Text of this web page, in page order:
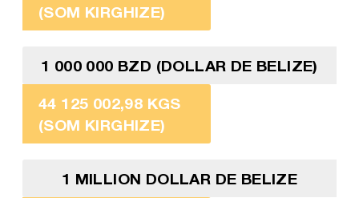
(SOM KIRGHIZE)
1 000 000 BZD (DOLLAR DE BELIZE)
44 125 002,98 KGS
(SOM KIRGHIZE)
1 MILLION DOLLAR DE BELIZE